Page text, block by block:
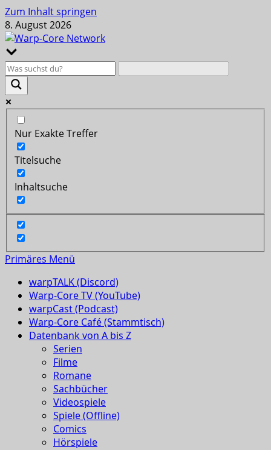
Zum Inhalt springen
8. August 2026
Nur Exakte Treffer
Titelsuche
Inhaltsuche
Primäres Menü
warpTALK (Discord)
Warp-Core TV (YouTube)
warpCast (Podcast)
Warp-Core Café (Stammtisch)
Datenbank von A bis Z
Serien
Filme
Romane
Sachbücher
Videospiele
Spiele (Offline)
Comics
Hörspiele